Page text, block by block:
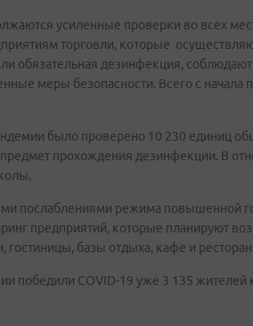
усиленные проверки во всех
торговли, которые
обязательная дезинфекция,
меры безопасности. Всего с
было проверено 10 230 единиц
прохождения дезинфекции. В
послаблениями режима повышенной
предприятий, которые планируют
гостиницы, базы отдыха, кафе и
победили COVID-19 уже 3 135